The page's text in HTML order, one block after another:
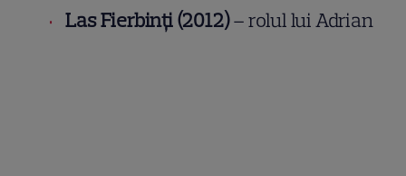
Las Fierbinți (2012)– rolul lui Adrian